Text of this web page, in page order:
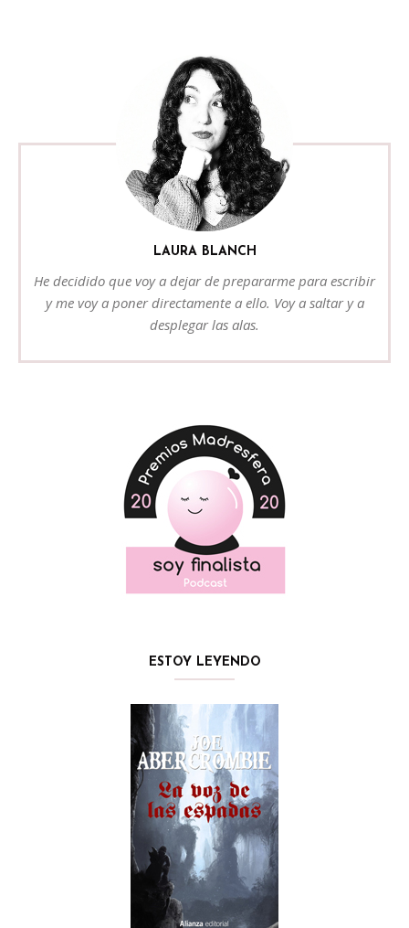
LAURA BLANCH
He decidido que voy a dejar de prepararme para escribir
y me voy a poner directamente a ello. Voy a saltar y a
desplegar las alas.
ESTOY LEYENDO